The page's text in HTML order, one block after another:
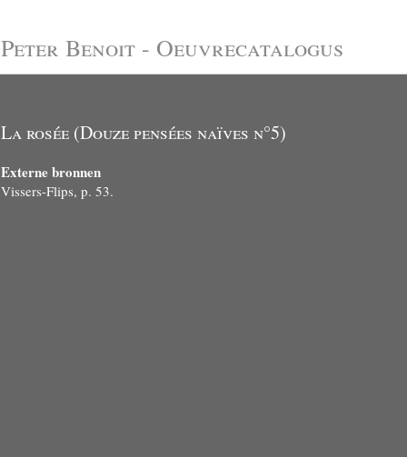
Peter Benoit - Oeuvrecatalogus
La rosée (Douze pensées naïves n°5)
Externe bronnen
Vissers-Flips, p. 53.